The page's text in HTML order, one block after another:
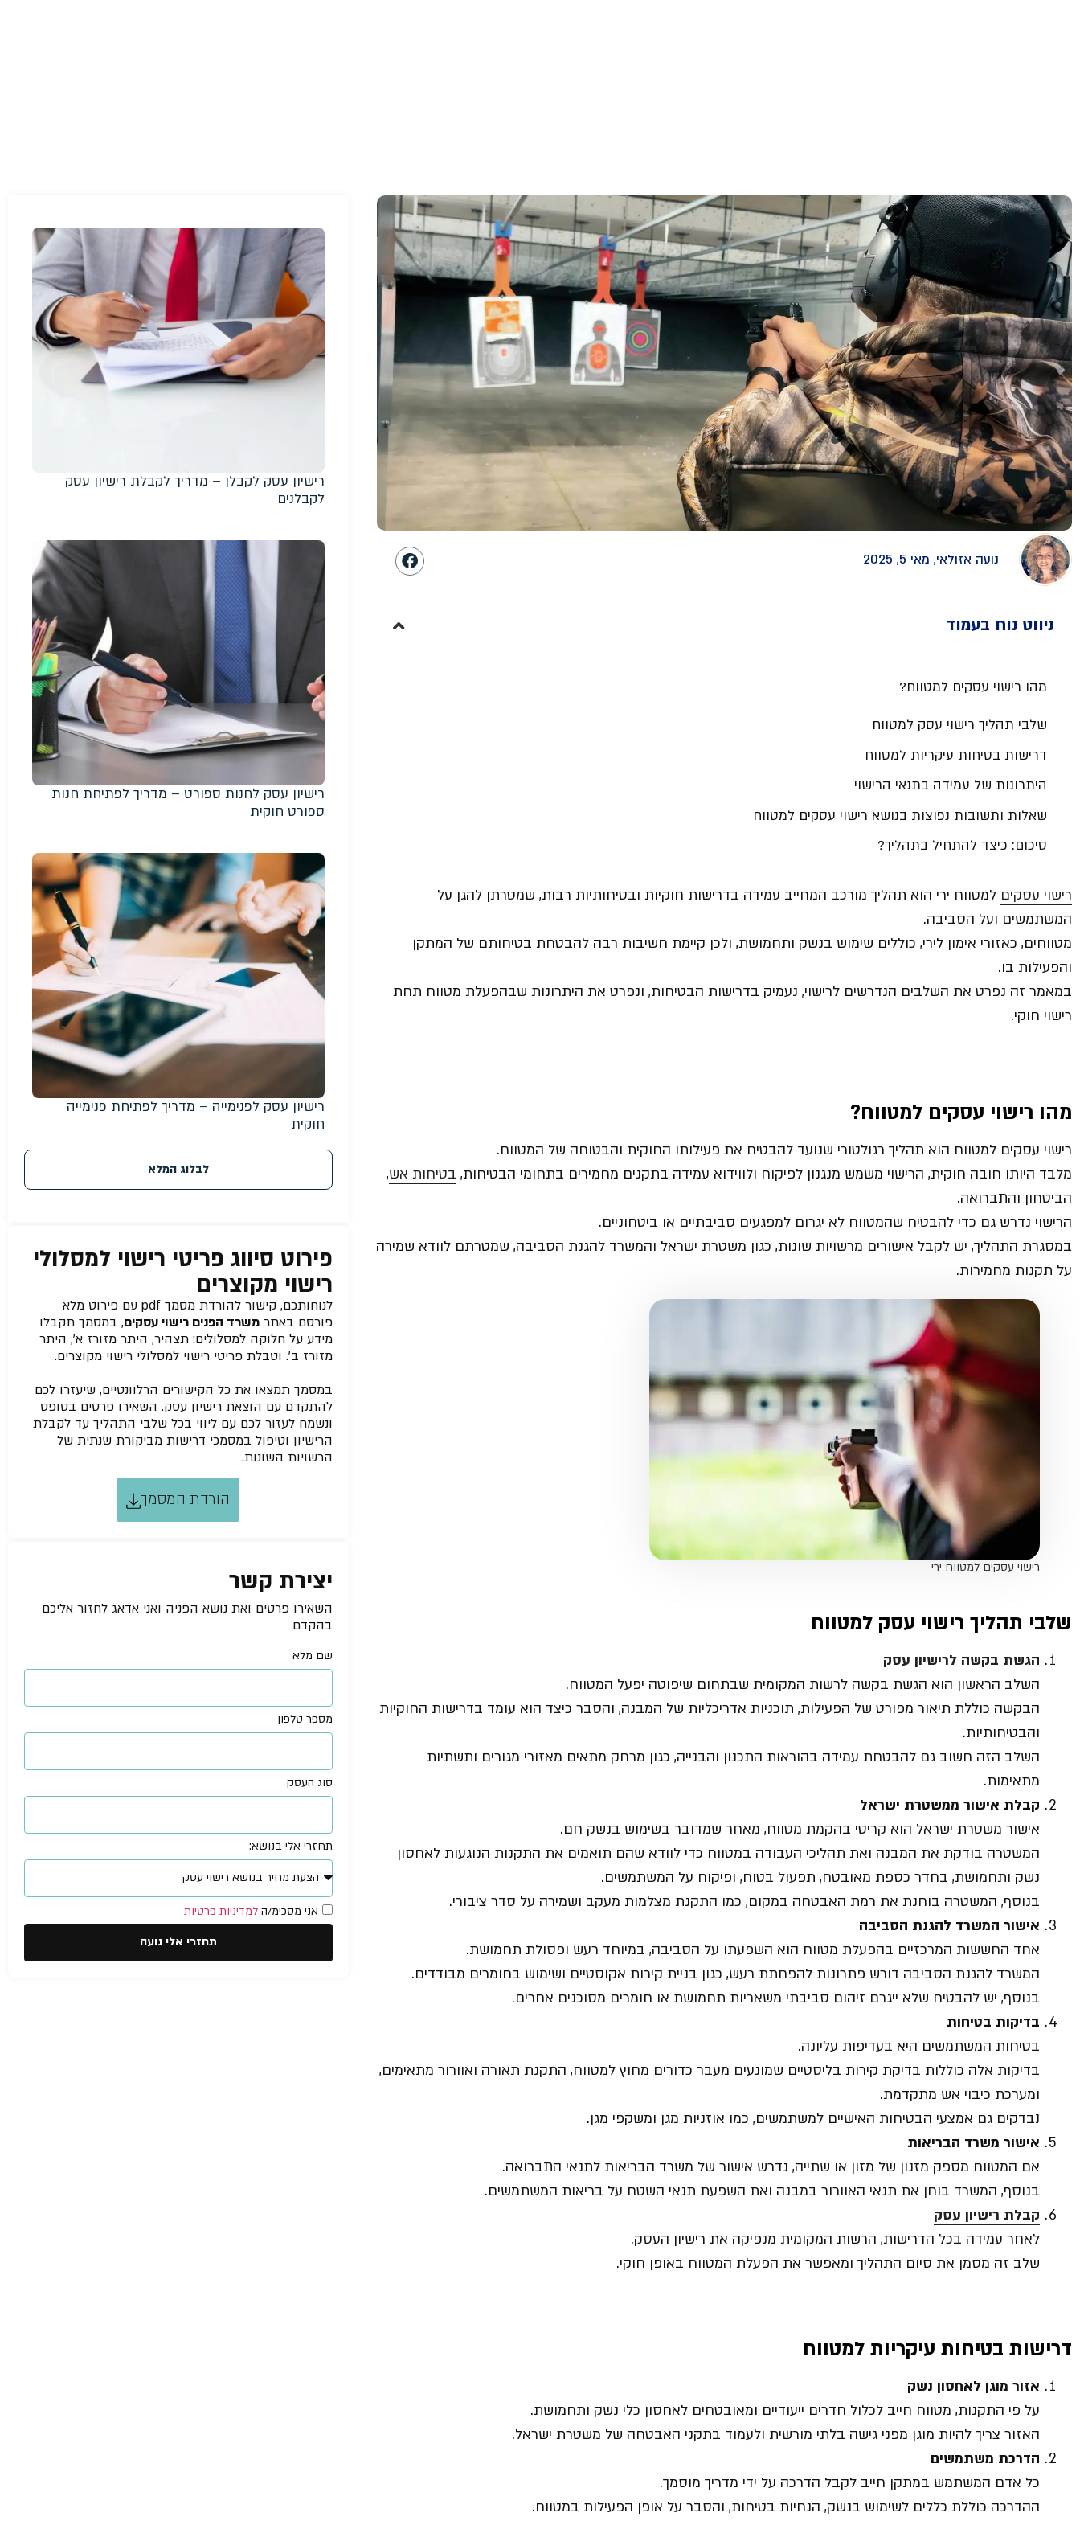
נועה אזולאי, מאי 5, 2025
ניווט נוח בעמוד
מהו רישוי עסקים למטווח?
שלבי תהליך רישוי עסק למטווח
דרישות בטיחות עיקריות למטווח
היתרונות של עמידה בתנאי הרישוי
שאלות ותשובות נפוצות בנושא רישוי עסקים למטווח
סיכום: כיצד להתחיל בתהליך?
רישוי עסקים למטווח ירי הוא תהליך מורכב המחייב עמידה בדרישות חוקיות ובטיחותיות רבות, שמטרתן להגן על
המשתמשים ועל הסביבה.
מטווחים, כאזורי אימון לירי, כוללים שימוש בנשק ותחמושת, ולכן קיימת חשיבות רבה להבטחת בטיחותם של המתקן
והפעילות בו.
במאמר זה נפרט את השלבים הנדרשים לרישוי, נעמיק בדרישות הבטיחות, ונפרט את היתרונות שבהפעלת מטווח תחת
רישוי חוקי.
מהו רישוי עסקים למטווח?
רישוי עסקים למטווח הוא תהליך רגולטורי שנועד להבטיח את פעילותו החוקית והבטוחה של המטווח.
מלבד היותו חובה חוקית, הרישוי משמש מנגנון לפיקוח ולווידוא עמידה בתקנים מחמירים בתחומי הבטיחות, בטיחות אש,
הביטחון והתברואה.
הרישוי נדרש גם כדי להבטיח שהמטווח לא יגרום למפגעים סביבתיים או ביטחוניים.
במסגרת התהליך, יש לקבל אישורים מרשויות שונות, כגון משטרת ישראל והמשרד להגנת הסביבה, שמטרתם לוודא שמירה
על תקנות מחמירות.
רישוי עסקים למטווח ירי
שלבי תהליך רישוי עסק למטווח
הגשת בקשה לרישיון עסק
השלב הראשון הוא הגשת בקשה לרשות המקומית שבתחום שיפוטה יפעל המטווח.
הבקשה כוללת תיאור מפורט של הפעילות, תוכניות אדריכליות של המבנה, והסבר כיצד הוא עומד בדרישות החוקיות
והבטיחותיות.
השלב הזה חשוב גם להבטחת עמידה בהוראות התכנון והבנייה, כגון מרחק מתאים מאזורי מגורים ותשתיות
מתאימות.
קבלת אישור ממשטרת ישראל
אישור משטרת ישראל הוא קריטי בהקמת מטווח, מאחר שמדובר בשימוש בנשק חם.
המשטרה בודקת את המבנה ואת תהליכי העבודה במטווח כדי לוודא שהם תואמים את התקנות הנוגעות לאחסון
נשק ותחמושת, בחדר כספת מאובטח, תפעול בטוח, ופיקוח על המשתמשים.
בנוסף, המשטרה בוחנת את רמת האבטחה במקום, כמו התקנת מצלמות מעקב ושמירה על סדר ציבורי.
אישור המשרד להגנת הסביבה
אחד החששות המרכזיים בהפעלת מטווח הוא השפעתו על הסביבה, במיוחד רעש ופסולת תחמושת.
המשרד להגנת הסביבה דורש פתרונות להפחתת רעש, כגון בניית קירות אקוסטיים ושימוש בחומרים מבודדים.
בנוסף, יש להבטיח שלא ייגרם זיהום סביבתי משאריות תחמושת או חומרים מסוכנים אחרים.
בדיקות בטיחות
בטיחות המשתמשים היא בעדיפות עליונה.
בדיקות אלה כוללות בדיקת קירות בליסטיים שמונעים מעבר כדורים מחוץ למטווח, התקנת תאורה ואוורור מתאימים,
ומערכת כיבוי אש מתקדמת.
נבדקים גם אמצעי הבטיחות האישיים למשתמשים, כמו אוזניות מגן ומשקפי מגן.
אישור משרד הבריאות
אם המטווח מספק מזנון של מזון או שתייה, נדרש אישור של משרד הבריאות לתנאי התברואה.
בנוסף, המשרד בוחן את תנאי האוורור במבנה ואת השפעת תנאי השטח על בריאות המשתמשים.
קבלת רישיון עסק
לאחר עמידה בכל הדרישות, הרשות המקומית מנפיקה את רישיון העסק.
שלב זה מסמן את סיום התהליך ומאפשר את הפעלת המטווח באופן חוקי.
דרישות בטיחות עיקריות למטווח
אזור מוגן לאחסון נשק
על פי התקנות, מטווח חייב לכלול חדרים ייעודיים ומאובטחים לאחסון כלי נשק ותחמושת.
האזור צריך להיות מוגן מפני גישה בלתי מורשית ולעמוד בתקני האבטחה של משטרת ישראל.
הדרכת משתמשים
כל אדם המשתמש במתקן חייב לקבל הדרכה על ידי מדריך מוסמך.
ההדרכה כוללת כללים לשימוש בנשק, הנחיות בטיחות, והסבר על אופן הפעילות במטווח.
רישיון עסק לקבלן – מדריך לקבלת רישיון עסק
לקבלנים
רישיון עסק לחנות ספורט – מדריך לפתיחת חנות
ספורט חוקית
רישיון עסק לפנימייה – מדריך לפתיחת פנימייה
חוקית
לבלוג המלא
פירוט סיווג פריטי רישוי למסלולי
רישוי מקוצרים
לנוחותכם, קישור להורדת מסמך pdf עם פירוט מלא
פורסם באתרמשרד הפנים רישוי עסקים, במסמך תקבלו
מידע על חלוקה למסלולים: תצהיר, היתר מזורז א’, היתר
מזורז ב’. וטבלת פריטי רישוי למסלולי רישוי מקוצרים.
במסמך תמצאו את כל הקישורים הרלוונטיים, שיעזרו לכם
להתקדם עם הוצאת רישיון עסק. השאירו פרטים בטופס
ונשמח לעזור לכם עם ליווי בכל שלבי התהליך עד לקבלת
הרישיון וטיפול במסמכי דרישות מביקורת שנתית של
הרשויות השונות.
הורדת המסמך
יצירת קשר
השאירו פרטים ואת נושא הפניה ואני אדאג לחזור אליכם
בהקדם
שם מלא
מספר טלפון
סוג העסק
תחזרי אלי בנושא:
אני מסכימ/הלמדיניות פרטיות
תחזרי אלי נועה